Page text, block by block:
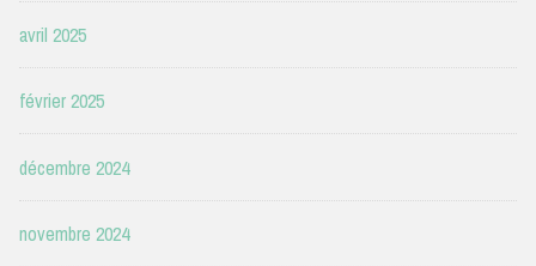
avril 2025
février 2025
décembre 2024
novembre 2024